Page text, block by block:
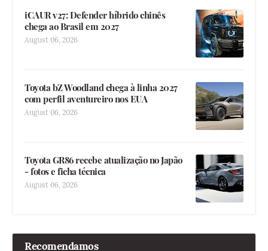
iCAUR v27: Defender híbrido chinês
chega ao Brasil em 2027
August 06, 2026
Toyota bZ Woodland chega à linha 2027
com perfil aventureiro nos EUA
August 06, 2026
Toyota GR86 recebe atualização no Japão
- fotos e ficha técnica
August 06, 2026
Recomendamos